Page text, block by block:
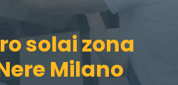
solai zona
Milano